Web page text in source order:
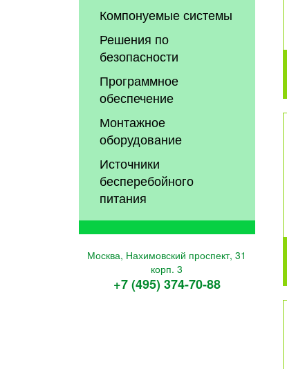
Компонуемые системы
Решения по
безопасности
Программное
обеспечение
Монтажное
оборудование
Источники
бесперебойного
питания
Москва, Нахимовский проспект, 31
корп. 3
+7 (495) 374-70-88